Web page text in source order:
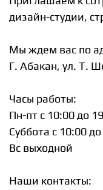
дизайн-студии,
Мы ждем вас по
Г. Абакан, ул. Т.
Часы работы:
Пн-пт c 10:00 до
Суббота с 10:00
Вс выходной
Наши контакты: